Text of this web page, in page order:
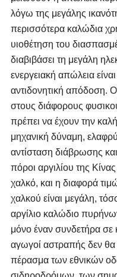
λόγω της μεγάλης
περισσότερα καλώδια
υιοθέτηση του
διαβιβάσει τη μεγάλη
ενεργειακή απώλεια
αντιδονητική απόδοση.
στους διάφορους
πρέπει να έχουν την
μηχανική δύναμη,
αντίσταση διάβρωσης
πόροι αργιλίου της
χαλκό, και η διαφορά
χαλκού είναι μεγάλη,
αργίλιο καλώδιο
μόνο έναν συνδετήρα σε
αγωγοί αστραπής δεν θα
πέρασμα των εθνικών